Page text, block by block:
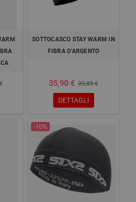
SOTTOCASCO STAY WARM IN
FIBRA D'ARGENTO
35,90 € 39,89 €
DETTAGLI
-10%